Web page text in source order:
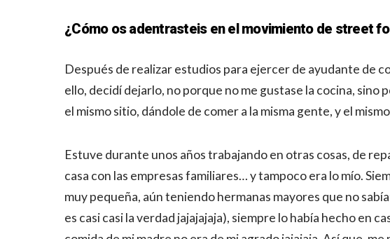
¿Cómo os adentrasteis en el movimiento de street
Después de realizar estudios para ejercer de ayudante de
ello, decidí dejarlo, no porque no me gustase la cocina, sino
el mismo sitio, dándole de comer a la misma gente, y el
Estuve durante unos años trabajando en otras cosas, de
casa con las empresas familiares… y tampoco era lo mío.
muy pequeña, aún teniendo hermanas mayores que no
es casi casi la verdad jajajajaja), siempre lo había hecho en